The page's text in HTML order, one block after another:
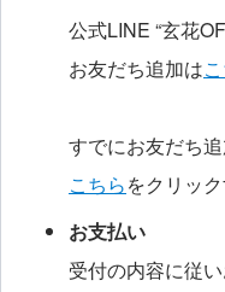
公式LINE “玄花
お友だち追加は
すでにお友だち
こちらをクリッ
お支払い
受付の内容に従